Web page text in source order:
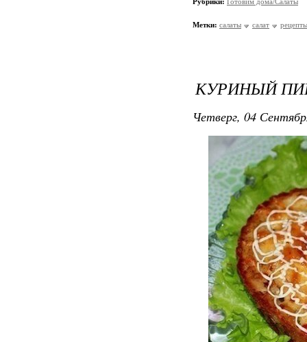
Метки: салаты салат
КУРИНЫЙ
Четверг, 04